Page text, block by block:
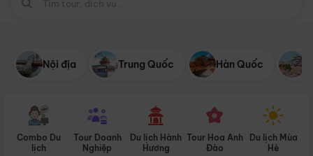
Nội địa Trung Quốc Hàn Quốc
Combo Du
lịch
Tour Doanh
Nghiệp
Du lịch Hành
Hương
Tour Hoa Anh
Đào
Du lịch Mùa
Hè